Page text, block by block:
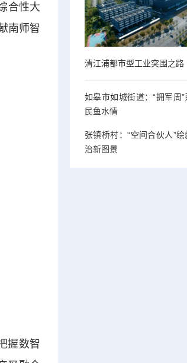
合性大
南师智
握数智
清江浦都市型工业突围之路
如皋市如城街道：“拥军周
民鱼水情
张镇桥村：“空间合伙人”
治新图景